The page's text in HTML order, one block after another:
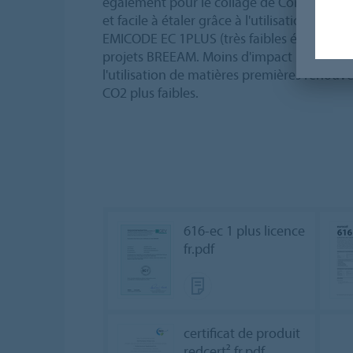
et facile à étaler grâce à l'utilisation de
EMICODE EC 1PLUS (très faibles
projets BREEAM. Moins d'impact sur
l'utilisation de matières premières
CO2 plus faibles.
616-ec 1 plus licence
fr.pdf
certificat de produit